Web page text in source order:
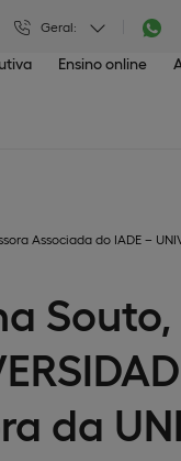
Geral:
Ensino online
Associada do IADE –
da